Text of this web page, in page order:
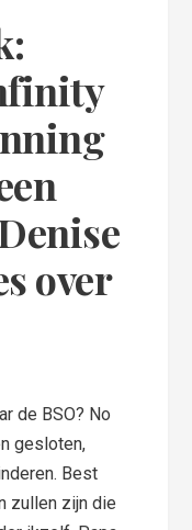
over
de BSO? No
gesloten,
Best
zullen zijn die